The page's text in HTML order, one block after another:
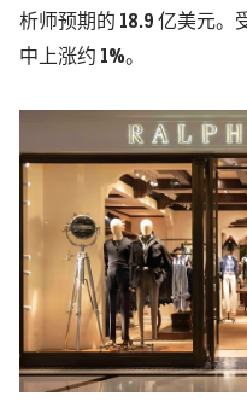
析师预期的 18.9 亿美元。
中上涨约 1%。